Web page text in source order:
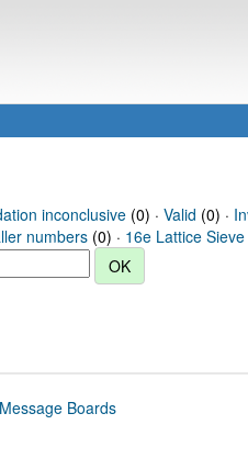
inconclusive(0) · Valid (0) ·
numbers (0) · 16e Lattice
Message Boards